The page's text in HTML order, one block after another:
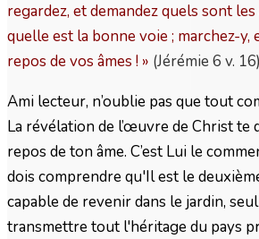
regardez, et demandez quels sont
quelle est la bonne voie ; marchez-
repos de vos âmes ! » (Jérémie 6 v.
Ami lecteur, n’oublie pas que tout
La révélation de l’œuvre de Christ te
repos de ton âme. C’est Lui le
dois comprendre qu'Il est le
capable de revenir dans le jardin,
transmettre tout l'héritage du pays